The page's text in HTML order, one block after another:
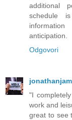
additional
schedule
anticipation.
Odgovori
"I
work and
great to see